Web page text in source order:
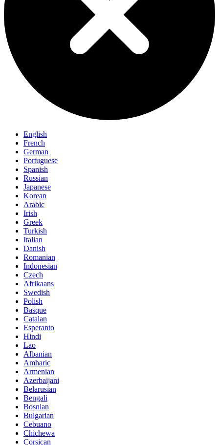
English
French
German
Portuguese
Spanish
Russian
Japanese
Korean
Arabic
Irish
Greek
Turkish
Italian
Danish
Romanian
Indonesian
Czech
Afrikaans
Swedish
Polish
Basque
Catalan
Esperanto
Hindi
Lao
Albanian
Amharic
Armenian
Azerbaijani
Belarusian
Bengali
Bosnian
Bulgarian
Cebuano
Chichewa
Corsican